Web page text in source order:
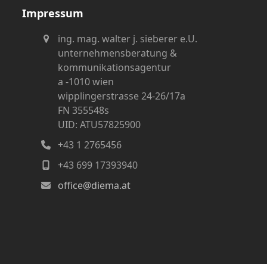
Impressum
ing. mag. walter j. sieberer e.U.
unternehmensberatung &
kommunikationsagentur
a -1010 wien
wipplingerstrasse 24-26/17a
FN 355548s
UID: ATU57825900
+43 1 2765456
+43 699 17393940
office@diema.at